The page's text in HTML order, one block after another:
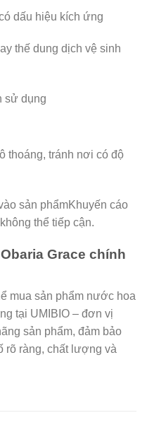
dấu hiệu kích ứng
thế dung dịch vệ sinh
sử dụng
thoáng, tránh nơi có độ
sản phẩmKhuyến cáo
thể tiếp cận.
Grace chính
mua sản phẩm nước hoa
tại UMIBIO – đơn vị
sản phẩm, đảm bảo
rõ ràng, chất lượng và